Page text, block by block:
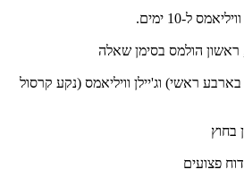
ל-10 ימים.
ראשון הולמס בסימן שאלה
ראשי) וג'יילן וויליאמס (נקע קרסול
בחוץ
פצועים